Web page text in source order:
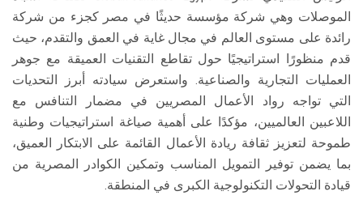
الموصلات وهي شركة مؤسسة حديثًا في مصر كجزء من شركة
رائدة على مستوى العالم في مجال غاية في العمق والتقدم، حيث
قدم منظورًا استراتيجيًا حول تقاطع التقنيات العميقة مع جوهر
العمليات التجارية والصناعية. واستعرض سيادته أبرز التحديات
التي تواجه رواد الأعمال المصريين في مضمار التنافس مع
اللاعبين العالميين، مؤكدًا على أهمية صياغة استراتيجيات وطنية
طموحة لتعزيز ثقافة ريادة الأعمال القائمة على الابتكار العميق،
بما يضمن توفير التمويل المناسب وتمكين الكوادر المصرية من
قيادة التحولات التكنولوجية الكبرى في المنطقة.